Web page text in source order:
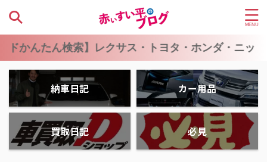
んたん検索】レクサス・トヨタ・ホンダ・ニッサン
納車日記 カー用品
買取日記 必見